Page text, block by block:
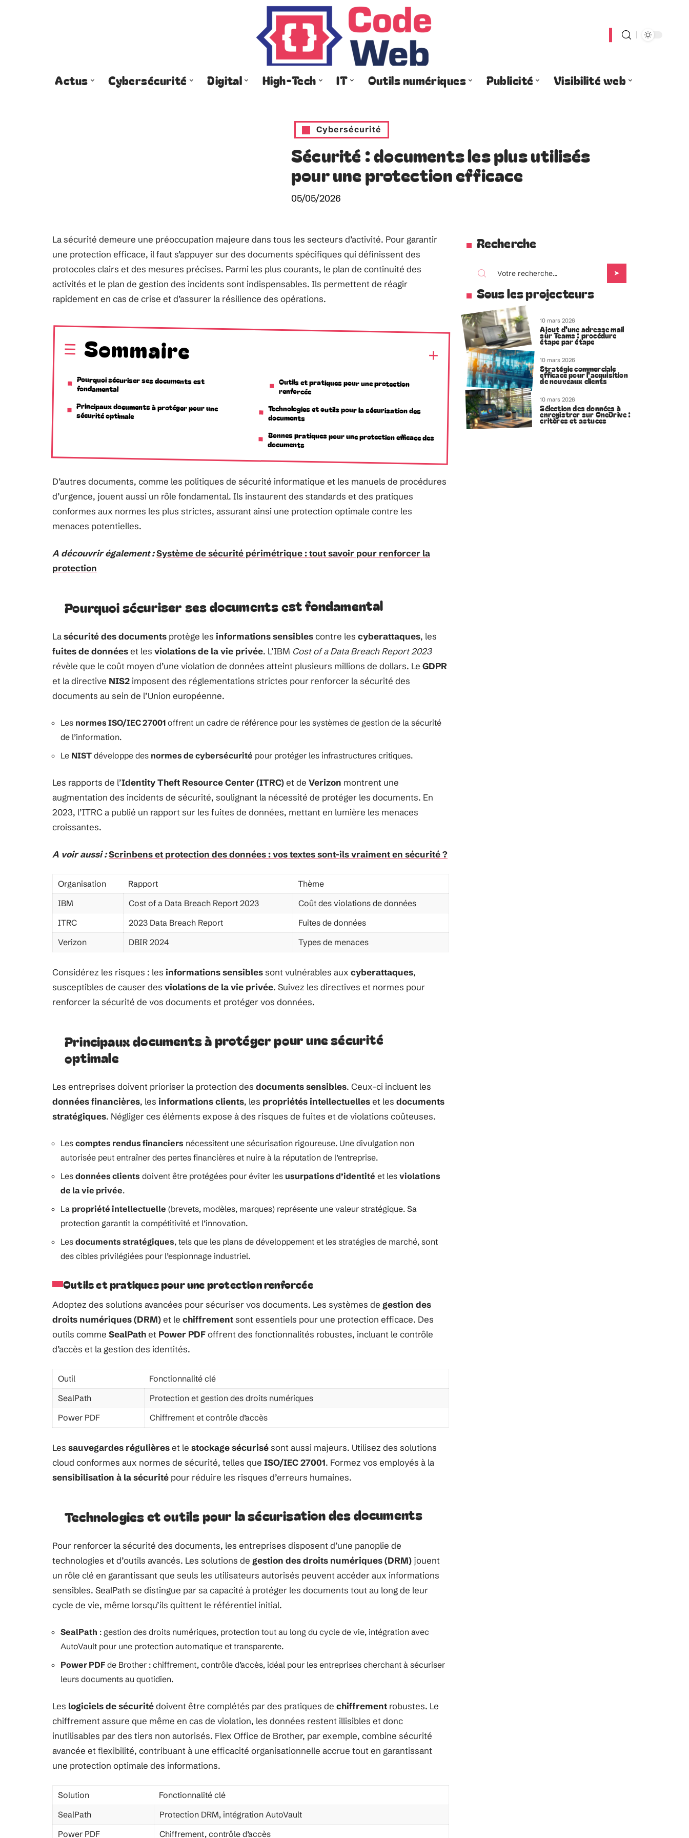
Actus Cybersécurité Digital High-Tech IT Outils numériques Publicité Visibilité web
Cybersécurité
Sécurité : documents les plus utilisés
pour une protection efficace
05/05/2026
La sécurité demeure une préoccupation majeure dans tous les secteurs d’activité. Pour garantir
une protection efficace, il faut s’appuyer sur des documents spécifiques qui définissent des
protocoles clairs et des mesures précises. Parmi les plus courants, le plan de continuité des
activités et le plan de gestion des incidents sont indispensables. Ils permettent de réagir
rapidement en cas de crise et d’assurer la résilience des opérations.
Sommaire
Pourquoi sécuriser ses documents est
fondamental
Principaux documents à protéger pour une
sécurité optimale
Outils et pratiques pour une protection
renforcée
Technologies et outils pour la sécurisation des
documents
Bonnes pratiques pour une protection efficace des
documents
D’autres documents, comme les politiques de sécurité informatique et les manuels de procédures
d’urgence, jouent aussi un rôle fondamental. Ils instaurent des standards et des pratiques
conformes aux normes les plus strictes, assurant ainsi une protection optimale contre les
menaces potentielles.
A découvrir également :Système de sécurité périmétrique : tout savoir pour renforcer la
protection
Pourquoi sécuriser ses documents est fondamental
Lasécurité des documents protège les informations sensiblescontre les cyberattaques, les
fuites de donnéeset les violations de la vie privée. L’IBM Cost of a Data Breach Report 2023
révèle que le coût moyen d’une violation de données atteint plusieurs millions de dollars. Le GDPR
et la directive NIS2 imposent des réglementations strictes pour renforcer la sécurité des
documents au sein de l’Union européenne.
Les normes ISO/IEC 27001 offrent un cadre de référence pour les systèmes de gestion de la sécurité
de l’information.
Le NIST développe des normes de cybersécurité pour protéger les infrastructures critiques.
Les rapports de l’Identity Theft Resource Center (ITRC)et de Verizon montrent une
augmentation des incidents de sécurité, soulignant la nécessité de protéger les documents. En
2023, l’ITRC a publié un rapport sur les fuites de données, mettant en lumière les menaces
croissantes.
A voir aussi :Scrinbens et protection des données : vos textes sont-ils vraiment en sécurité ?
Organisation Rapport
Thème
IBM
Cost of a Data Breach Report 2023
Coût des violations de données
ITRC
2023 Data Breach Report
Fuites de données
Verizon
DBIR 2024 Types de menaces
Considérez les risques : les informations sensiblessont vulnérables aux cyberattaques,
susceptibles de causer des violations de la vie privée. Suivez les directives et normes pour
renforcer la sécurité de vos documents et protéger vos données.
Principaux documents à protéger pour une sécurité
optimale
Les entreprises doivent prioriser la protection des documents sensibles. Ceux-ci incluent les
données financières, les informations clients, les propriétés intellectuelleset les documents
stratégiques. Négliger ces éléments expose à des risques de fuites et de violations coûteuses.
Les comptes rendus financiers nécessitent une sécurisation rigoureuse. Une divulgation non
autorisée peut entraîner des pertes financières et nuire à la réputation de l’entreprise.
Les données clients doivent être protégées pour éviter les usurpations d’identité et les violations
de la vie privée.
La propriété intellectuelle (brevets, modèles, marques) représente une valeur stratégique. Sa
protection garantit la compétitivité et l’innovation.
Les documents stratégiques, tels que les plans de développement et les stratégies de marché, sont
des cibles privilégiées pour l’espionnage industriel.
Outils et pratiques pour une protection renforcée
Adoptez des solutions avancées pour sécuriser vos documents. Les systèmes de gestion des
droits numériques (DRM)et le chiffrementsont essentiels pour une protection efficace. Des
outils comme SealPathet Power PDFoffrent des fonctionnalités robustes, incluant le contrôle
d’accès et la gestion des identités.
Outil
Fonctionnalité clé
SealPath
Protection et gestion des droits numériques
Power PDF
Chiffrement et contrôle d’accès
Les sauvegardes régulièreset le stockage sécurisésont aussi majeurs. Utilisez des solutions
cloud conformes aux normes de sécurité, telles que ISO/IEC 27001. Formez vos employés à la
sensibilisation à la sécurité pour réduire les risques d’erreurs humaines.
Technologies et outils pour la sécurisation des documents
Pour renforcer la sécurité des documents, les entreprises disposent d’une panoplie de
technologies et d’outils avancés. Les solutions de gestion des droits numériques (DRM) jouent
un rôle clé en garantissant que seuls les utilisateurs autorisés peuvent accéder aux informations
sensibles. SealPath se distingue par sa capacité à protéger les documents tout au long de leur
cycle de vie, même lorsqu’ils quittent le référentiel initial.
SealPath : gestion des droits numériques, protection tout au long du cycle de vie, intégration avec
AutoVault pour une protection automatique et transparente.
Power PDF de Brother : chiffrement, contrôle d’accès, idéal pour les entreprises cherchant à sécuriser
leurs documents au quotidien.
Les logiciels de sécuritédoivent être complétés par des pratiques de chiffrement robustes. Le
chiffrement assure que même en cas de violation, les données restent illisibles et donc
inutilisables par des tiers non autorisés. Flex Office de Brother, par exemple, combine sécurité
avancée et flexibilité, contribuant à une efficacité organisationnelle accrue tout en garantissant
une protection optimale des informations.
Solution
Fonctionnalité clé
SealPath
Protection DRM, intégration AutoVault
Power PDF
Chiffrement, contrôle d’accès
Recherche
Sous les projecteurs
10 mars 2026
Ajout d’une adresse mail
sur Teams : procédure
étape par étape
10 mars 2026
Stratégie commerciale
efficace pour l’acquisition
de nouveaux clients
10 mars 2026
Sélection des données à
enregistrer sur OneDrive :
critères et astuces